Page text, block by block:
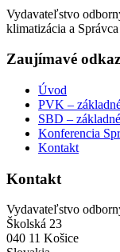
Vydavateľstvo
klimatizácia a
Zaujímavé
Úvod
PVK –
SBD –
Konferencia
Kontakt
Kontakt
Vydavateľstvo
Školská 23
040 11 Košice